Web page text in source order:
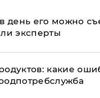
день его можно
эксперты
какие